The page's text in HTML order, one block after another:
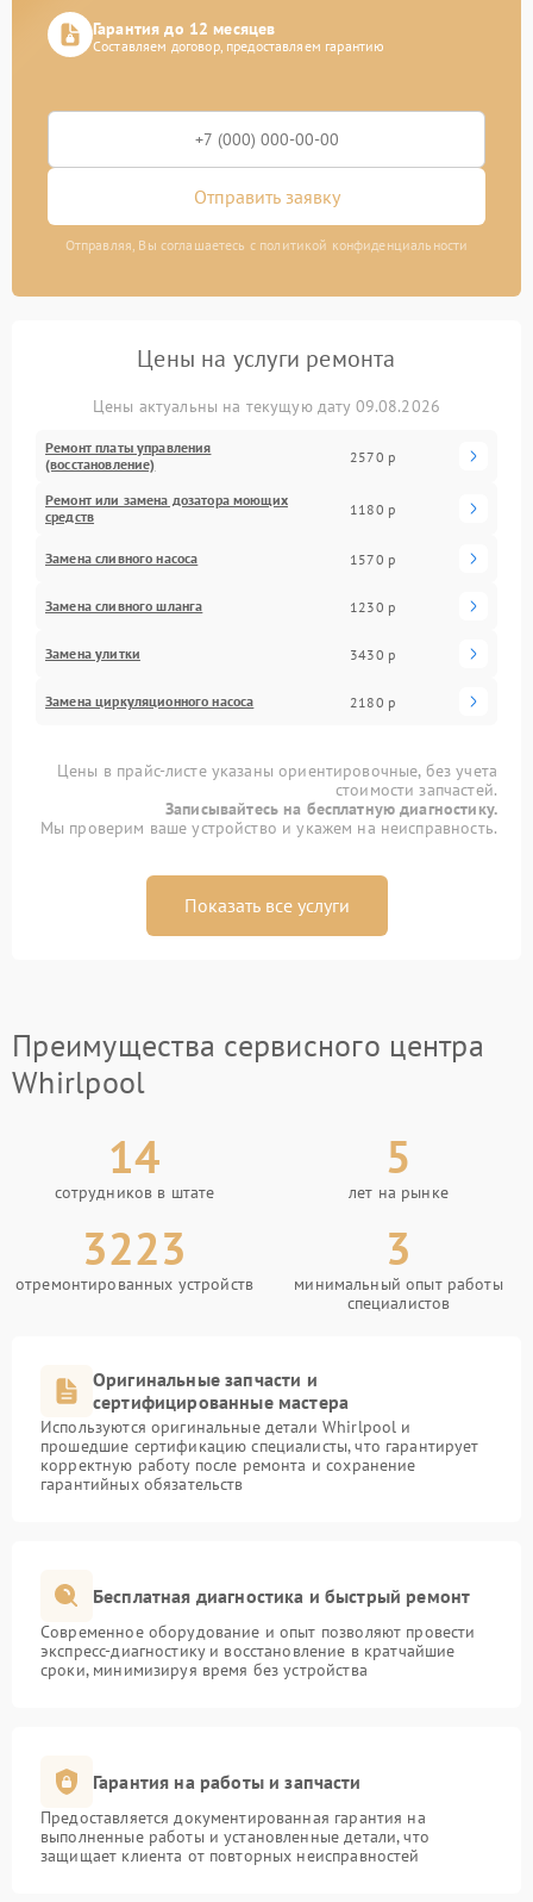
Гарантия до 12 месяцев
Составляем договор, предоставляем гарантию
Отправить заявку
Отправляя, Вы соглашаетесь с политикой конфиденциальности
Цены на услуги ремонта
Цены актуальны на текущую дату 09.08.2026
Ремонт платы управления
(восстановление)
2570 р
Ремонт или замена дозатора моющих
средств
1180 р
Замена сливного насоса 1570 р
Замена сливного шланга 1230 р
Замена улитки 3430 р
Замена циркуляционного насоса 2180 р
Цены в прайс-листе указаны ориентировочные, без учета
стоимости запчастей.
Записывайтесь на бесплатную диагностику.
Мы проверим ваше устройство и укажем на неисправность.
Показать все услуги
Преимущества сервисного центра
Whirlpool
14
сотрудников в штате
5
лет на рынке
3223
отремонтированных устройств
3
минимальный опыт работы
специалистов
Оригинальные запчасти и
сертифицированные мастера
Используются оригинальные детали Whirlpool и
прошедшие сертификацию специалисты, что гарантирует
корректную работу после ремонта и сохранение
гарантийных обязательств
Бесплатная диагностика и быстрый ремонт
Современное оборудование и опыт позволяют провести
экспресс-диагностику и восстановление в кратчайшие
сроки, минимизируя время без устройства
Гарантия на работы и запчасти
Предоставляется документированная гарантия на
выполненные работы и установленные детали, что
защищает клиента от повторных неисправностей